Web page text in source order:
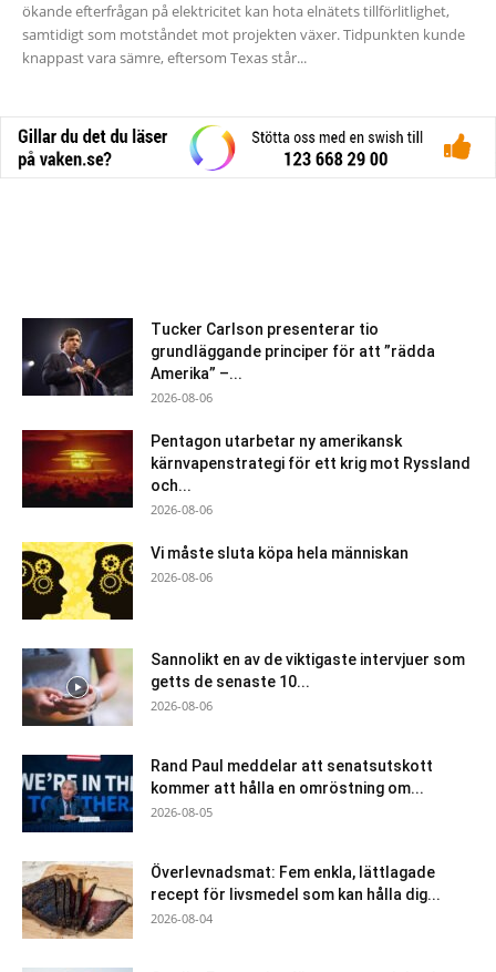
ökande efterfrågan på elektricitet kan hota elnätets tillförlitlighet,
samtidigt som motståndet mot projekten växer. Tidpunkten kunde
knappast vara sämre, eftersom Texas står...
Tucker Carlson presenterar tio
grundläggande principer för att ”rädda
Amerika” –...
2026-08-06
Pentagon utarbetar ny amerikansk
kärnvapenstrategi för ett krig mot Ryssland
och...
2026-08-06
Vi måste sluta köpa hela människan
2026-08-06
Sannolikt en av de viktigaste intervjuer som
getts de senaste 10...
2026-08-06
Rand Paul meddelar att senatsutskott
kommer att hålla en omröstning om...
2026-08-05
Överlevnadsmat: Fem enkla, lättlagade
recept för livsmedel som kan hålla dig...
2026-08-04